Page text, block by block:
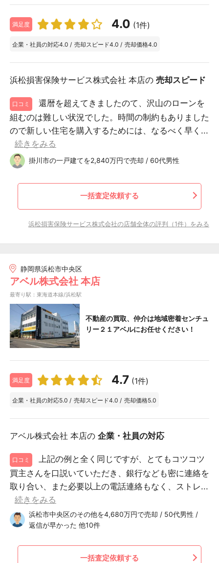
満足度 4.0 (1件)
企業・社員の対応4.0 / 売却スピード4.0 / 売却価格4.0
浜松損害保険サービス株式会社 本店の 売却スピード
口コミ
還暦を超えてきましたのて、沢山のローンを
組むのは難しい状況でした。時間の制約もありました
ので新しい住宅を購入するためには、なるべく早く...
続きをみる
掛川市の一戸建てを2,840万円で売却 / 60代男性
一括査定依頼する
浜松損害保険サービス株式会社の店舗全体の評判（1件）をみる
静岡県浜松市中央区
アベル株式会社 本店
最寄り駅：東海道本線/浜松駅
不動産の買取、仲介は地域密着センチュ
リー２１アベルにお任せください！
満足度 4.7 (1件)
企業・社員の対応5.0 / 売却スピード4.0 / 売却価格5.0
アベル株式会社 本店の 企業・社員の対応
口コミ
上記の例と全く同じですが、とてもコツコツ
買主さんを口説いていただき、銀行なども密に連絡を
取り合い、また必要以上の電話連絡もなく、ストレ...
続きをみる
浜松市中央区のその他を4,680万円で売却 / 50代男性 /
返信が早かった 他10件
一括査定依頼する